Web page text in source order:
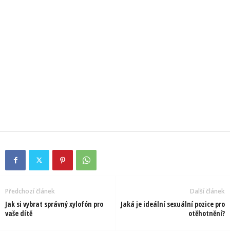
Předchozí článek
Jak si vybrat správný xylofón pro
vaše dítě
Další článek
Jaká je ideální sexuální pozice pro
otěhotnění?